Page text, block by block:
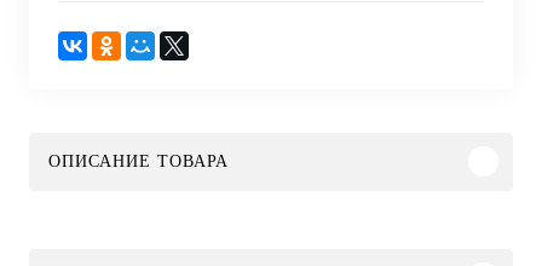
ОПИСАНИЕ ТОВАРА